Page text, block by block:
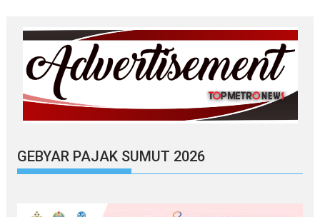
GEBYAR PAJAK SUMUT 2026